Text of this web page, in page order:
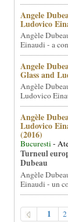
Angele
Ludovico
Angèle
Einaudi - a
Angele
Glass and
Angèle
Ludovico
Angèle
Ludovico
(2016)
Bucuresti-
Turneul
Dubeau
Angèle
Einaudi - un
1 2